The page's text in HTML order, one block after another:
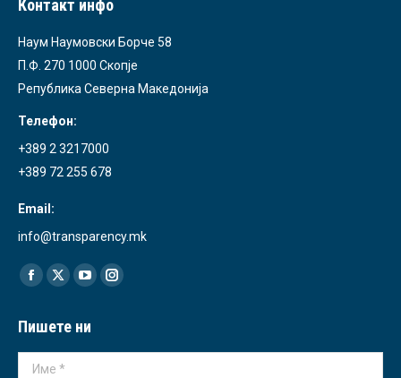
Контакт инфо
Наум Наумовски Борче 58
П.Ф. 270 1000 Скопје
Република Северна Македонија
Телефон:
+389 2 3217000
+389 72 255 678
Email:
info@transparency.mk
Find us on:
Facebook
opens
in
X
opens
in
YouTube
opens
in
Instagram
in
Пишете ни
Име *